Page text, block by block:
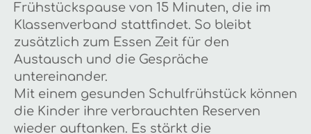
Frühstückspause von 15 Minuten, die im
Klassenverband stattfindet. So bleibt
zusätzlich zum Essen Zeit für den
Austausch und die Gespräche
untereinander.
Mit einem gesunden Schulfrühstück können
die Kinder ihre verbrauchten Reserven
wieder auftanken. Es stärkt die